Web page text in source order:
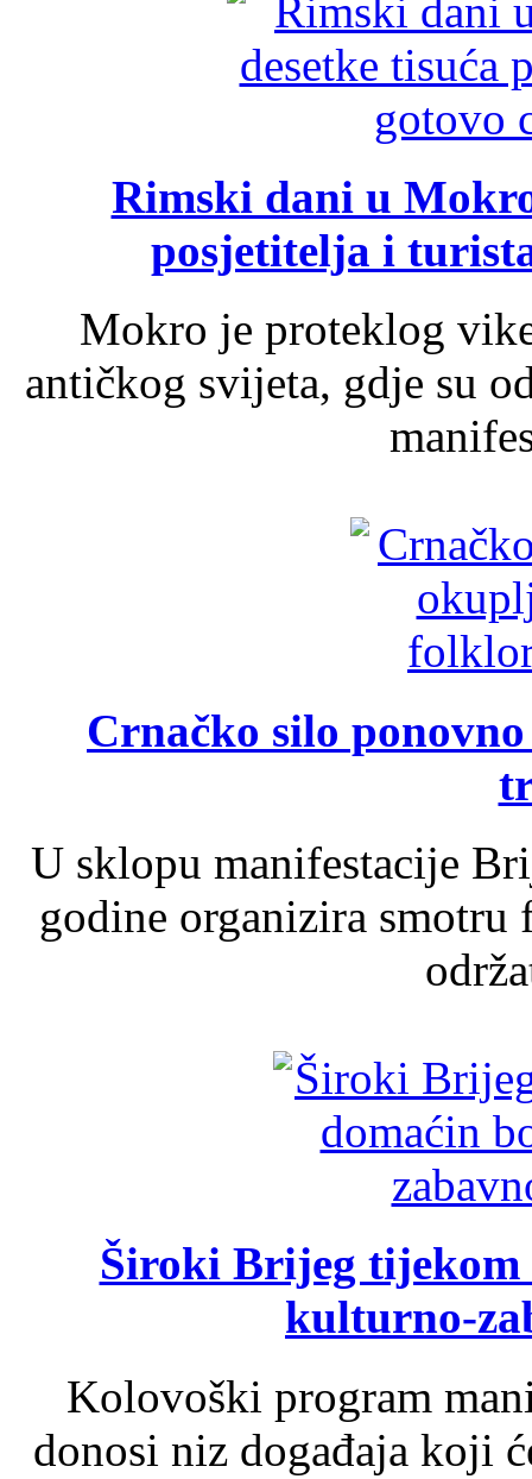
Rimski dani u
posjetitelja i
Mokro je proteklog
antičkog svijeta, gdje su
Crnačko silo
U sklopu manifestacije
godine organizira
Široki Brijeg tijekom
kulturno-
Kolovoški program
donosi niz događaja koji